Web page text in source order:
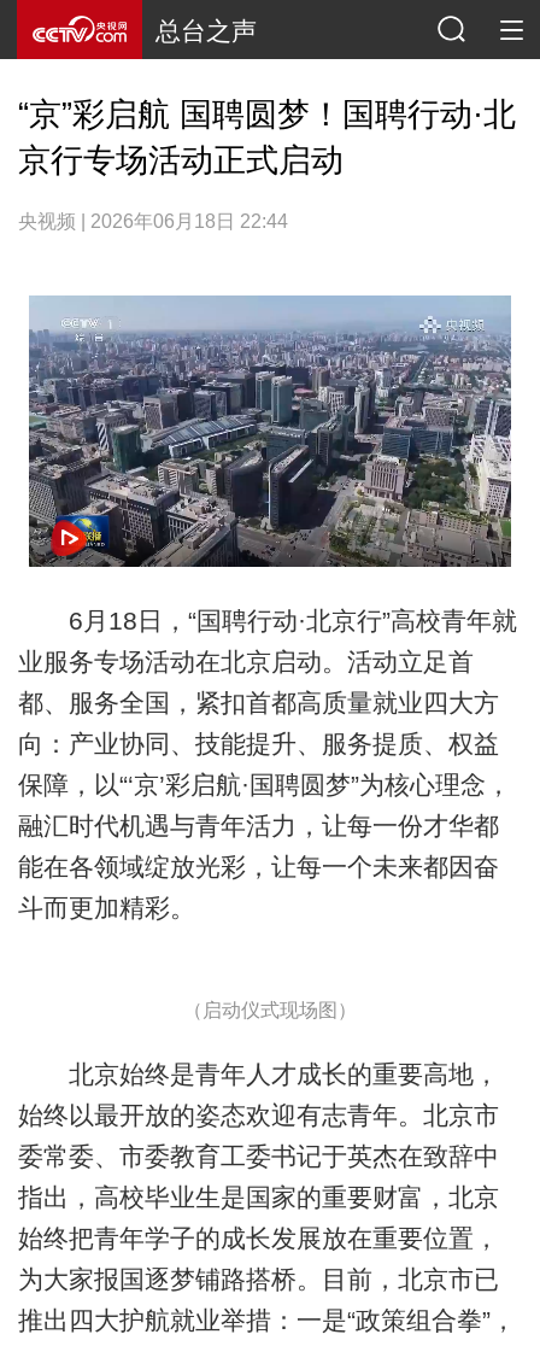
总台之声
“京”彩启航 国聘圆梦！国聘行动·北
京行专场活动正式启动
央视频 | 2026年06月18日 22:44
6月18日，“国聘行动·北京行”高校青年就
业服务专场活动在北京启动。活动立足首
都、服务全国，紧扣首都高质量就业四大方
向：产业协同、技能提升、服务提质、权益
保障，以“‘京’彩启航·国聘圆梦”为核心理念，
融汇时代机遇与青年活力，让每一份才华都
能在各领域绽放光彩，让每一个未来都因奋
斗而更加精彩。
（启动仪式现场图）
北京始终是青年人才成长的重要高地，
始终以最开放的姿态欢迎有志青年。北京市
委常委、市委教育工委书记于英杰在致辞中
指出，高校毕业生是国家的重要财富，北京
始终把青年学子的成长发展放在重要位置，
为大家报国逐梦铺路搭桥。目前，北京市已
推出四大护航就业举措：一是“政策组合拳”，